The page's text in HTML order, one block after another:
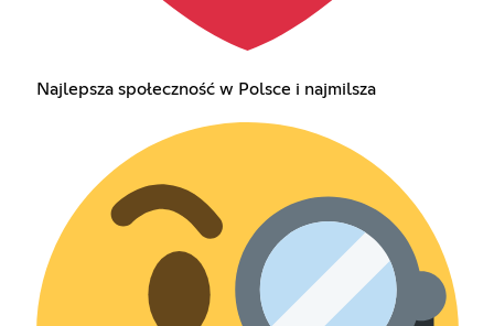
Najlepsza społeczność w Polsce i najmilsza